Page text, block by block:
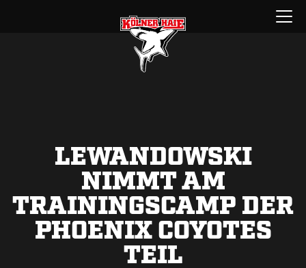
Menü
öffnen
LEWANDOWSKI
NIMMT AM
TRAININGSCAMP DER
PHOENIX COYOTES
TEIL